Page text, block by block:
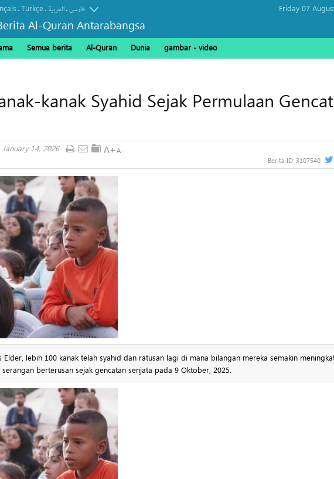
.Türkçe. العربیة.فارسی
Al-Quran Antarabangsa
Friday 07
Semua berita Al-Quran Dunia gambar - video
kanak Syahid Sejak Permulaan
January 14, 2026
Berita ID: 3107540
Elder, lebih 100 kanak telah syahid dan ratusan lagi di mana bilangan mereka semakin
berterusan sejak gencatan senjata pada 9 Oktober, 2025.